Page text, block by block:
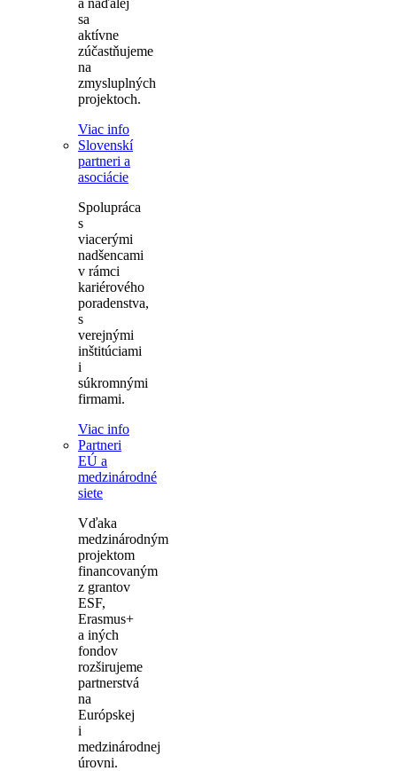
a naďalej
sa
aktívne
zúčastňujeme
na
zmysluplných
projektoch.
Viac info
Slovenskí
partneri a
asociácie
Spolupráca
s
viacerými
nadšencami
v rámci
kariérového
poradenstva,
s
verejnými
inštitúciami
i
súkromnými
firmami.
Viac info
Partneri
EÚ a
medzinárodné
siete
Vďaka
medzinárodným
projektom
financovaným
z grantov
ESF,
Erasmus+
a iných
fondov
rozširujeme
partnerstvá
na
Európskej
i
medzinárodnej
úrovni.